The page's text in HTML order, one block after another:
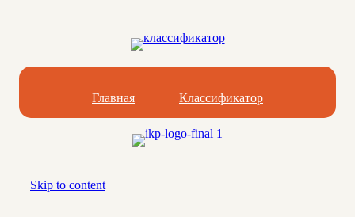
Главная Классификатор
Skip to content